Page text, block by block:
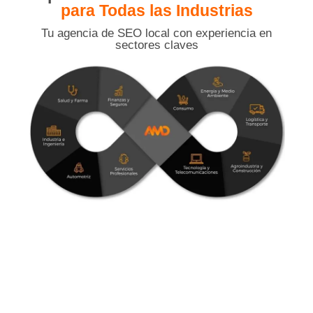
para Todas las Industrias
Tu agencia de SEO local con experiencia en
sectores claves